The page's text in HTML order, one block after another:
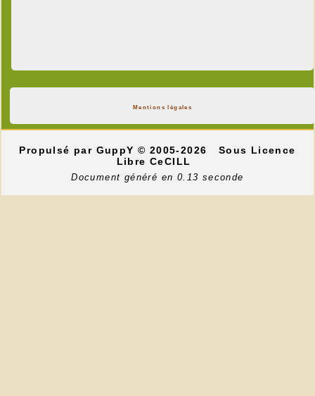
Mentions légales
Propulsé par GuppY© 2005-2026
Sous Licence
Libre CeCILL
Document généré en 0.13 seconde